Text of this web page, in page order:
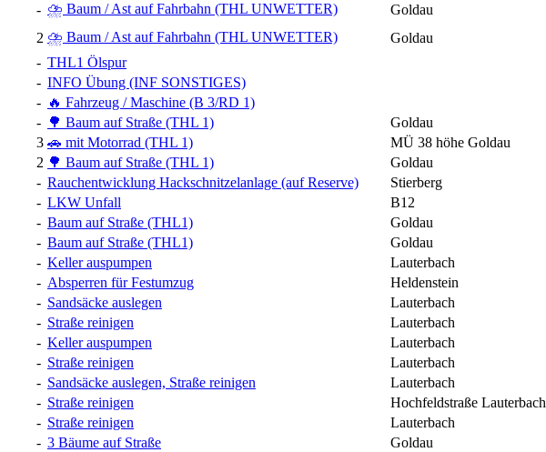
- ⛈️ Baum / Ast auf Fahrbahn (THL UNWETTER) Goldau
2 ⛈️ Baum / Ast auf Fahrbahn (THL UNWETTER) Goldau
- THL1 Ölspur
- INFO Übung (INF SONSTIGES)
- 🔥 Fahrzeug / Maschine (B 3/RD 1)
- 🌳 Baum auf Straße (THL 1) Goldau
3 🚗 mit Motorrad (THL 1) MÜ 38 höhe Goldau
2 🌳 Baum auf Straße (THL 1) Goldau
- Rauchentwicklung Hackschnitzelanlage (auf Reserve) Stierberg
- LKW Unfall B12
- Baum auf Straße (THL1) Goldau
- Baum auf Straße (THL1) Goldau
- Keller auspumpen Lauterbach
- Absperren für Festumzug Heldenstein
- Sandsäcke auslegen Lauterbach
- Straße reinigen Lauterbach
- Keller auspumpen Lauterbach
- Straße reinigen Lauterbach
- Sandsäcke auslegen, Straße reinigen Lauterbach
- Straße reinigen Hochfeldstraße Lauterbach
- Straße reinigen Lauterbach
- 3 Bäume auf Straße Goldau